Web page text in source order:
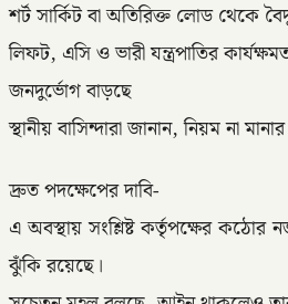
শর্ট সার্কিট বা অতিরিক্ত লোড থেকে
লিফট, এসি ও ভারী যন্ত্রপাতির
জনদুর্ভোগ বাড়ছে
স্থানীয় বাসিন্দারা জানান, নিয়ম না
দ্রুত পদক্ষেপের দাবি-
এ অবস্থায় সংশ্লিষ্ট কর্তৃপক্ষের কঠোর
ঝুঁকি রয়েছে।